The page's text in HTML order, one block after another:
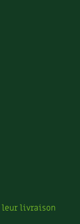
leur livraison